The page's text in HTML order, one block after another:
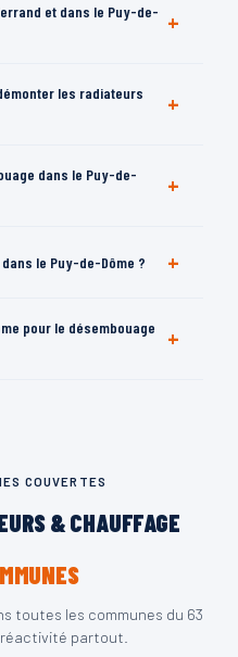
et dans le Puy-de- +
et surface.
Prix annoncé = prix
les radiateurs
+
dans le 63.
les raccordements
dans le Puy-de-
+
le 63 selon l'état initial du
le Puy-de-Dôme ? +
circuit. L'inhibiteur protège
la fréquence optimale.
pour le désembouage
+
COUVERTES
& CHAUFFAGE
toutes les communes du 63
partout.